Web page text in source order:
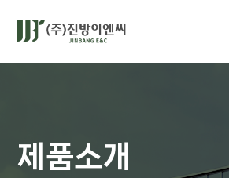
제품소개